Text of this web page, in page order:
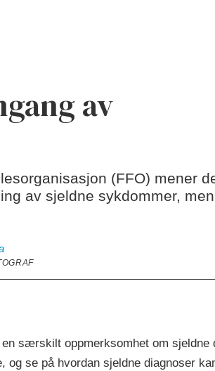
av
(FFO) mener
av sjeldne sykdommer,
særskilt oppmerksomhet om sjeldne
se på hvordan sjeldne diagnoser